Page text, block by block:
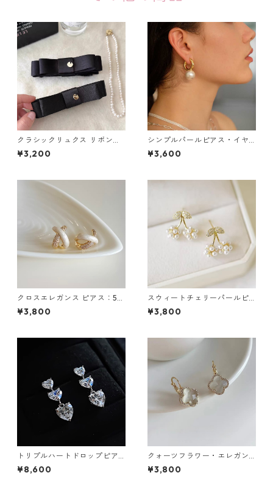
クラシックリュクス リボンバ
ナナクリップ（２色）：669
¥3,200
シンプルパールピアス・イヤ
リング：263
¥3,600
クロスエレガンス ピアス：59
0
¥3,800
スウィートチェリーパールピ
アス：665
¥3,800
トリプルハートドロップピア
ス：644
¥8,600
クォーツフラワー・エレガン
スピアス：628
¥3,800